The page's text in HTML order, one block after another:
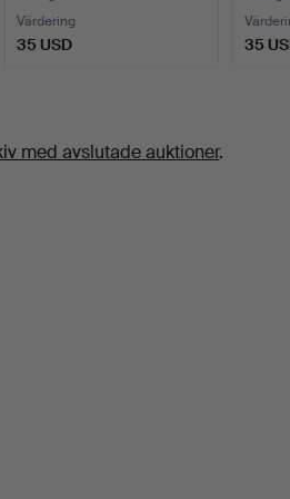
Värdering
35 USD 35
med avslutade auktioner.